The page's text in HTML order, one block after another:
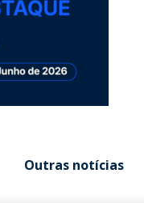
Outras notícias